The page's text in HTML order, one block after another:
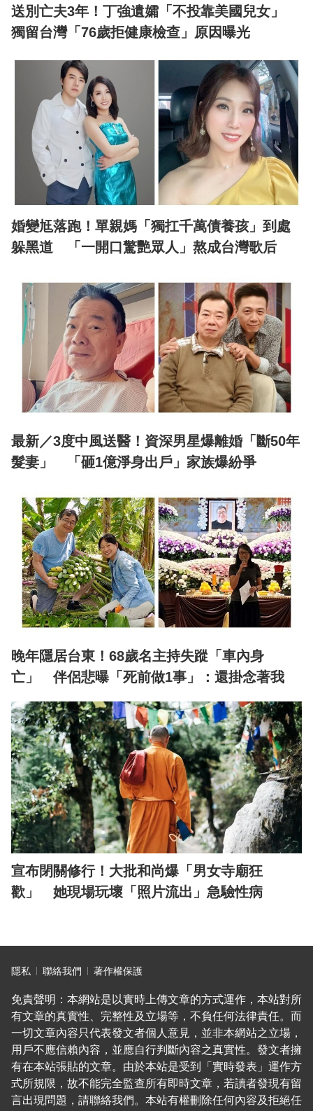
送別亡夫3年！丁強遺孀「不投靠美國兒女」
獨留台灣「76歲拒健康檢查」原因曝光
婚變尪落跑！單親媽「獨扛千萬債養孩」到處
躲黑道 「一開口驚艷眾人」熬成台灣歌后
最新／3度中風送醫！資深男星爆離婚「斷50年
髮妻」 「砸1億淨身出戶」家族爆紛爭
晚年隱居台東！68歲名主持失蹤「車內身
亡」 伴侶悲曝「死前做1事」：還掛念著我
宣布閉關修行！大批和尚爆「男女寺廟狂
歡」 她現場玩壞「照片流出」急驗性病
隱私 聯絡我們 著作權保護
免責聲明：本網站是以實時上傳文章的方式運作，本站對所
有文章的真實性、完整性及立場等，不負任何法律責任。而
一切文章內容只代表發文者個人意見，並非本網站之立場，
用戶不應信賴內容，並應自行判斷內容之真實性。發文者擁
有在本站張貼的文章。由於本站是受到「實時發表」運作方
式所規限，故不能完全監查所有即時文章，若讀者發現有留
言出現問題，請聯絡我們。本站有權刪除任何內容及拒絕任